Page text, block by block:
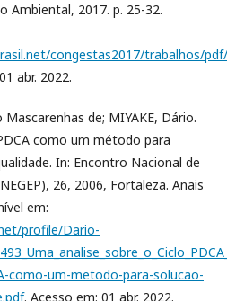
Ambiental, 2017. p. 25-32.
congestas2017/trabalhos/
abr. 2022.
Mascarenhas de; MIYAKE, Dário.
como um método para
In: Encontro Nacional de
26, 2006, Fortaleza. Anais
em:
profile/Dario-
como-um-metodo-para-solucao-
. Acesso em: 01 abr. 2022.